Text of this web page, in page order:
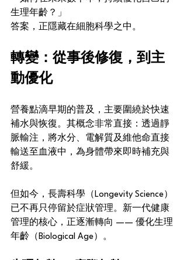
生理年齡？」
答案，正隱藏在細胞科學之中。
轉變：從事後修復，到主
動優化
營養點滴早期的普及，主要圍繞於快速
補水與恢復。其概念非常直接：透過靜
脈輸注，將水分、電解質及維他命直接
輸送至血液中，為身體帶來即時補充與
舒緩。
但如今，長壽科學（Longevity Science）
已不再只停留於症狀管理。新一代健康
管理的核心，正逐漸轉向 —— 優化生理
年齡（Biological Age）。